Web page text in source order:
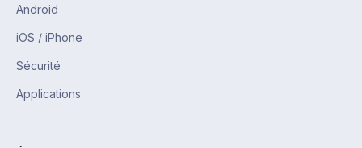
Android
iOS / iPhone
Sécurité
Applications